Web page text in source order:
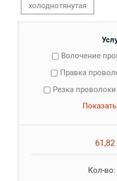
холоднотянутая
Волочение
Правка
Резка проволоки
61,82
Кол-во: